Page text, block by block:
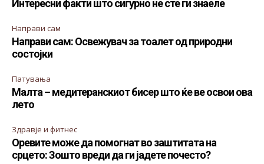
Интересни факти што сигурно не сте ги знаеле
Направи сам
Направи сам: Освежувач за тоалет од природни
состојки
Патувања
Малта – медитеранскиот бисер што ќе ве освои ова
лето
Здравје и фитнес
Оревите може да помогнат во заштитата на
срцето: Зошто вреди да ги јадете почесто?